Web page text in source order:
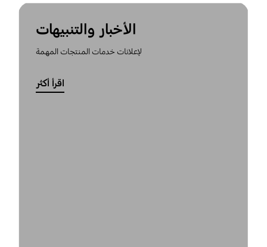
الأخبار والتنبيهات
لإعلانات خدمات المنتجات المهمة
اقرأ أكثر